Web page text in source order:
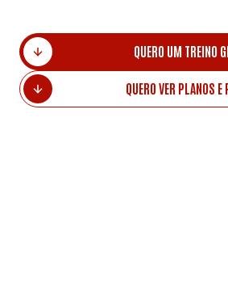
QUERO UM TREINO
QUERO VER PLANOS E